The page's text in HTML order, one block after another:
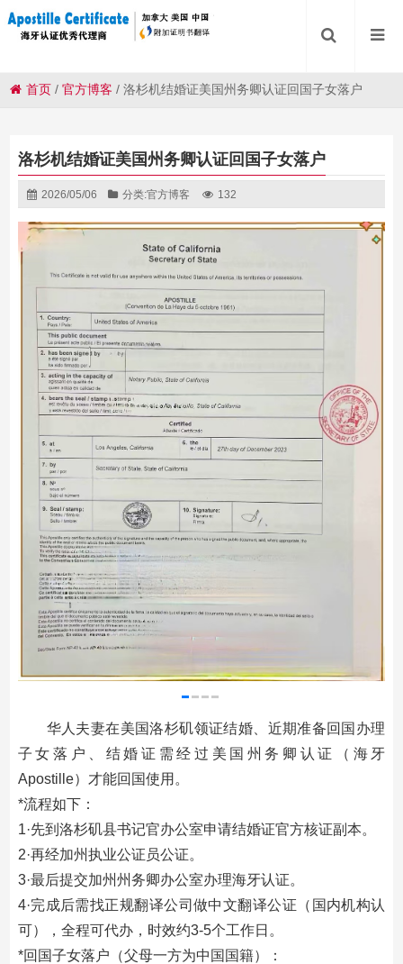
首页 /官方博客 /洛杉机结婚证美国州务卿认证回国子女落户
洛杉机结婚证美国州务卿认证回国子女落户
2026/05/06 分类:官方博客 132
华人夫妻在美国洛杉矶领证结婚、近期准备回国办理
子女落户、结婚证需经过美国州务卿认证（海牙
Apostille）才能回国使用。
*流程如下：
1·先到洛杉矶县书记官办公室申请结婚证官方核证副本。
2·再经加州执业公证员公证。
3·最后提交加州州务卿办公室办理海牙认证。
4·完成后需找正规翻译公司做中文翻译公证（国内机构认
可），全程可代办，时效约3-5个工作日。
*回国子女落户（父母一方为中国国籍）：